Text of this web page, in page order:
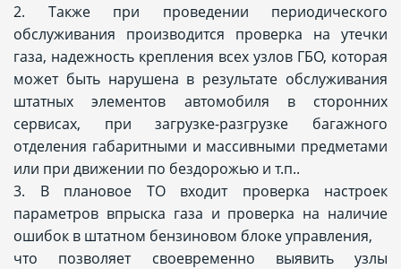
2. Также при проведении периодического
обслуживания производится проверка на утечки
газа, надежность крепления всех узлов ГБО, которая
может быть нарушена в результате обслуживания
штатных элементов автомобиля в сторонних
сервисах, при загрузке-разгрузке багажного
отделения габаритными и массивными предметами
или при движении по бездорожью и т.п..
3. В плановое ТО входит проверка настроек
параметров впрыска газа и проверка на наличие
ошибок в штатном бензиновом блоке управления,
что позволяет своевременно выявить узлы